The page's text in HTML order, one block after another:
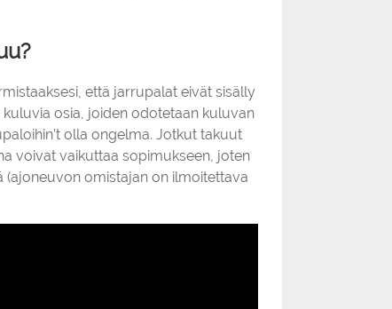
että jarrupalat eivät sisälly
osia, joiden odotetaan kuluvan
olla ongelma. Jotkut takuut
voivat vaikuttaa sopimukseen, joten
(ajoneuvon omistajan on ilmoitettava